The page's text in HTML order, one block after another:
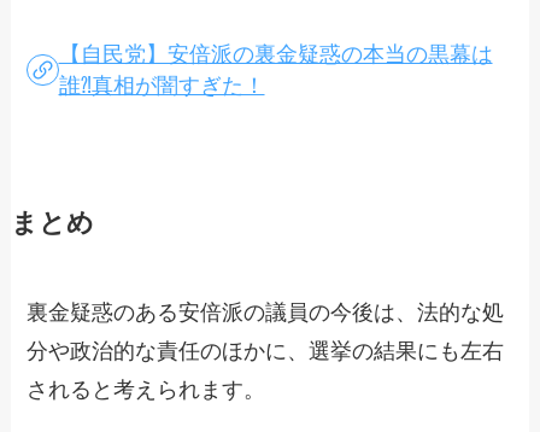
【自民党】安倍派の裏金疑惑の本当の黒幕は
誰⁈真相が闇すぎた！
まとめ
裏金疑惑のある安倍派の議員の今後は、法的な処
分や政治的な責任のほかに、選挙の結果にも左右
されると考えられます。